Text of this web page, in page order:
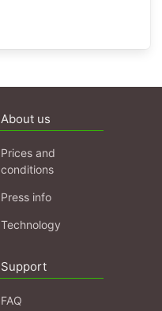
About us
Prices and
conditions
Press info
Technology
Support
FAQ